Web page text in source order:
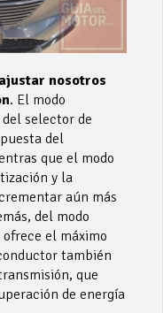
nosotros
. El modo
selector de
del
que el modo
y la
aún más
del modo
el máximo
también
que
de energía